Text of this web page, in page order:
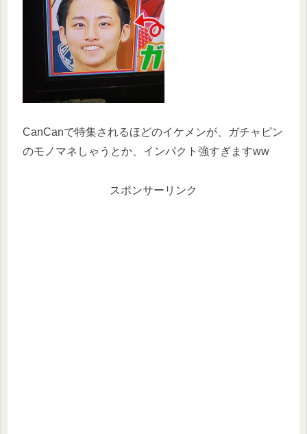
CanCanで特集されるほどのイケメンが、ガチャピン
のモノマネしゃうとか、インパクト強すぎますww
スポンサーリンク